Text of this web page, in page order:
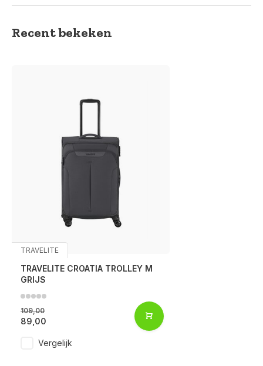
Recent bekeken
TRAVELITE
TRAVELITE CROATIA TROLLEY M
GRIJS
109,00
89,00
Vergelijk